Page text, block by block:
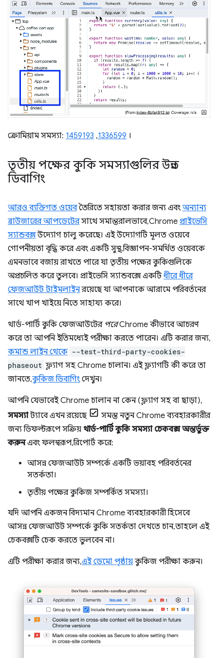
ক্রোমিয়াম সমস্যা: 1459193 ,1336599 ।
তৃতীয় পক্ষের কুকি সমস্যাগুলির উন্নত
ডিবাগিং
আরও ব্যক্তিগত ওয়েবতৈরিতে সহায়তা করার জন্য এবং অন্যান্য
ব্রাউজারের আপডেটেরসাথে সমান্তরালভাবে, Chrome প্রাইভেসি
স্যান্ডবক্সউদ্যোগ চালু করেছে। এই উদ্যোগটি মূলত ওয়েবে
গোপনীয়তা বৃদ্ধি করে এবং একটি সুস্থ, বিজ্ঞাপন-সমর্থিত ওয়েবকে
এমনভাবে বজায় রাখতে পারে যা তৃতীয় পক্ষের কুকিগুলিকে
অপ্রচলিত করে তুলবে। প্রাইভেসি স্যান্ডবক্সে একটিধীরে ধীরে
ফেজআউট টাইমলাইনরয়েছে যা আপনাকে আরামে পরিবর্তনের
সাথে খাপ খাইয়ে নিতে সাহায্য করে।
থার্ড-পার্টি কুকি ফেজআউটের পরেChrome কীভাবে আচরণ
করে তা আপনি ইতিমধ্যেই পরীক্ষা করতে পারেন। এটি করার জন্য,
কমান্ড লাইন থেকে --test-third-party-cookies-
phaseout ফ্ল্যাগ সহ Chrome চালান। এই ফ্ল্যাগটি কী করে তা
জানতে,কুকিজ ডিবাগিং দেখুন।
আপনি যেভাবেই Chrome চালান না কেন (ফ্ল্যাগ সহ বা ছাড়া),
সমস্যাট্যাবে এখন রয়েছে
সমস্ত নতুন Chrome ব্যবহারকারীর
জন্য ডিফল্টরূপে সক্রিয় থার্ড-পার্টি কুকি সমস্যা চেকবক্স অন্তর্ভুক্ত
করুনএবং ফলস্বরূপ, রিপোর্ট করে:
আসন্ন ফেজআউট সম্পর্কে একটি ভয়াবহ পরিবর্তনের
সতর্কতা।
তৃতীয় পক্ষের কুকিজ সম্পর্কিত সমস্যা।
যদি আপনি একজন বিদ্যমান Chrome ব্যবহারকারী হিসেবে
আসন্ন ফেজআউট সম্পর্কে কুকি সতর্কতা দেখতে চান, তাহলে এই
চেকবক্সটি চেক করতে ভুলবেন না।
এটি পরীক্ষা করার জন্য,এই ডেমো পৃষ্ঠায় কুকিজ পরীক্ষা করুন।